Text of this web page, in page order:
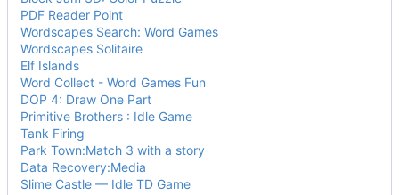
PDF Reader Point
Wordscapes Search: Word Games
Wordscapes Solitaire
Elf Islands
Word Collect - Word Games Fun
DOP 4: Draw One Part
Primitive Brothers : Idle Game
Tank Firing
Park Town:Match 3 with a story
Data Recovery:Media
Slime Castle — Idle TD Game